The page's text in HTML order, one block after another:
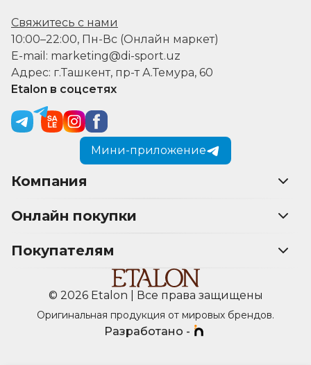
Свяжитесь с нами
10:00–22:00, Пн-Вс (Онлайн маркет)
E-mail: marketing@di-sport.uz
Адрес: г.Ташкент, пр-т А.Темура, 60
Etalon в соцсетях
Мини-приложение
Компания
Онлайн покупки
Покупателям
© 2026 Etalon | Все права защищены
Оригинальная продукция от мировых брендов.
Разработано -